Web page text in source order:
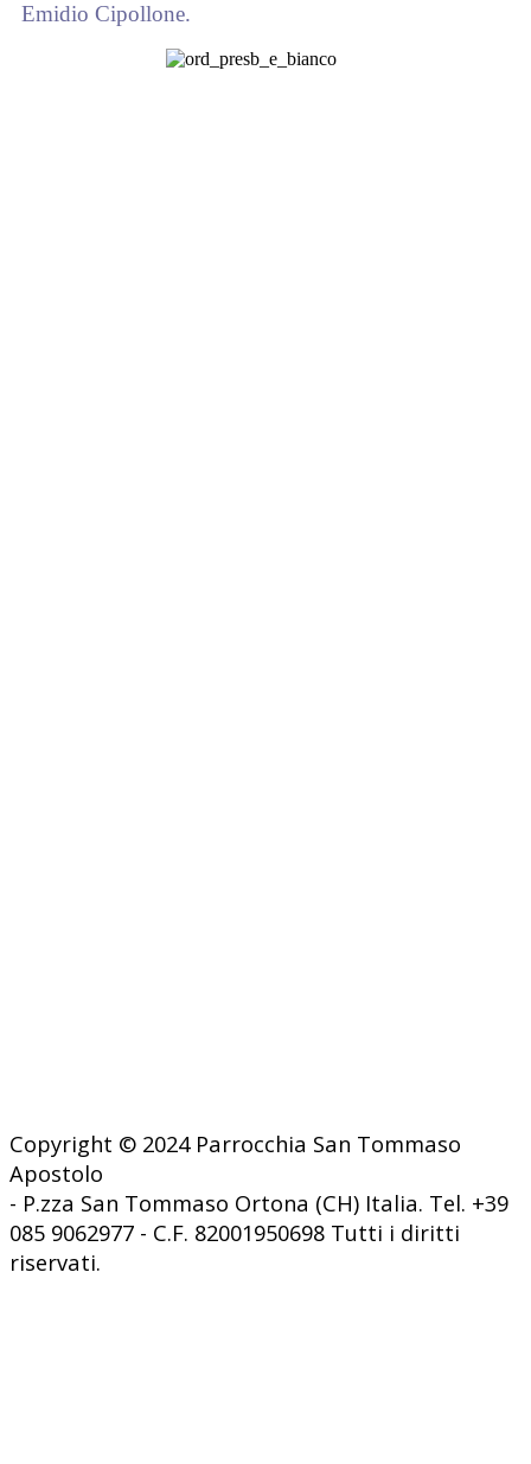
Emidio Cipollone.
Copyright © 2024 Parrocchia San Tommaso
Apostolo
- P.zza San Tommaso Ortona (CH) Italia. Tel. +39
085 9062977 - C.F. 82001950698 Tutti i diritti
riservati.